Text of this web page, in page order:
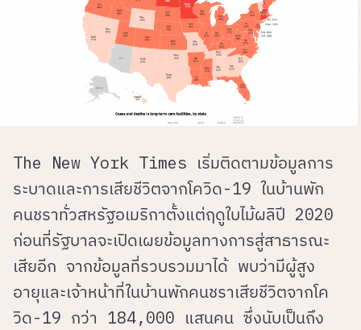
The New York Times เริ่มติดตามข้อมูลการ
ระบาดและการเสียชีวิตจากโควิด-19 ในบ้านพัก
คนชราทั่วสหรัฐอเมริกาตั้งแต่ฤดูใบไม้ผลิปี 2020
ก่อนที่รัฐบาลจะเปิดเผยข้อมูลทางการสู่สาธารณะ
เสียอีก จากข้อมูลที่รวบรวมมาได้ พบว่ามีผู้สูง
อายุและเจ้าหน้าที่ในบ้านพักคนชราเสียชีวิตจากโค
วิด-19 กว่า 184,000 แสนคน ซึ่งนับเป็นถึง